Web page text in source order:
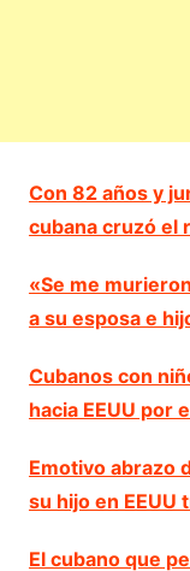
Con 82 años y
cubana cruzó el
«Se me
a su esposa e
Cubanos con
hacia EEUU por
Emotivo abrazo
su hijo en EEUU
El cubano que